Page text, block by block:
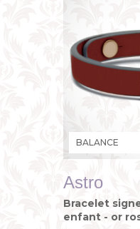
Astro
Bracelet
enfant - or